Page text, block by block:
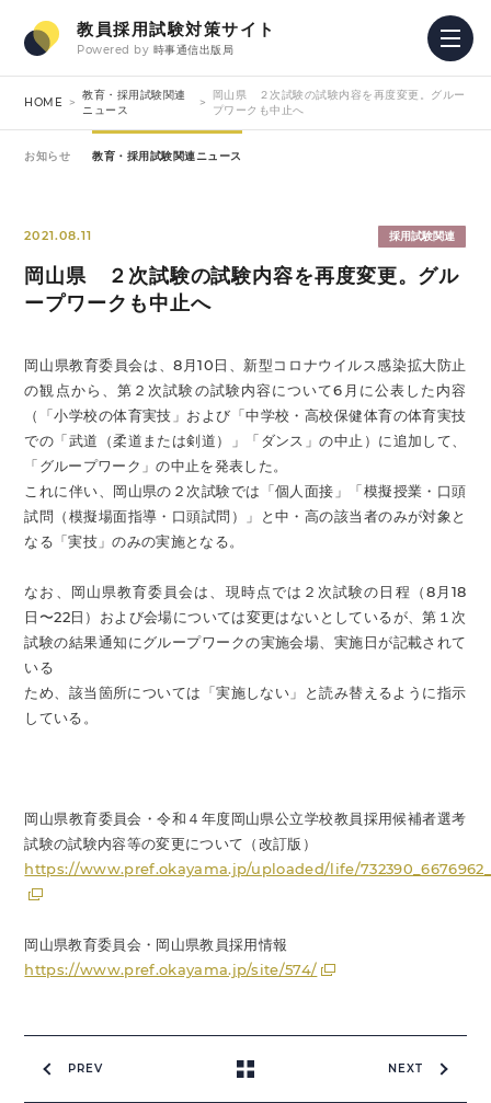
教員採用試験対策サイト
Powered by 時事通信出版局
HOME
教育・採用試験関連
ニュース
岡山県 ２次試験の試験内容を再度変更。グルー
プワークも中止へ
お知らせ 教育・採用試験関連ニュース
2021.08.11 採用試験関連
岡山県 ２次試験の試験内容を再度変更。グル
ープワークも中止へ
岡山県教育委員会は、8月10日、新型コロナウイルス感染拡大防止
の観点から、第２次試験の試験内容について6月に公表した内容
（「小学校の体育実技」および「中学校・高校保健体育の体育実技
での「武道（柔道または剣道）」「ダンス」の中止）に追加して、
「グループワーク」の中止を発表した。
これに伴い、岡山県の２次試験では「個人面接」「模擬授業・口頭
試問（模擬場面指導・口頭試問）」と中・高の該当者のみが対象と
なる「実技」のみの実施となる。
なお、岡山県教育委員会は、現時点では２次試験の日程（8月18
日〜22日）および会場については変更はないとしているが、第１次
試験の結果通知にグループワークの実施会場、実施日が記載されて
いる
ため、該当箇所については「実施しない」と読み替えるように指示
している。
岡山県教育委員会・令和４年度岡山県公立学校教員採用候補者選考
試験の試験内容等の変更について（改訂版）
https://www.pref.okayama.jp/uploaded/life/
岡山県教育委員会・岡山県教員採用情報
https://www.pref.okayama.jp/site/574/
PREV NEXT